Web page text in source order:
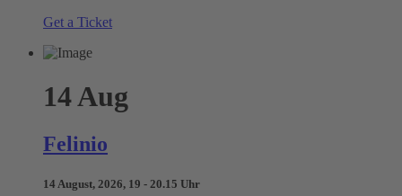
Get a Ticket
14Aug
Felinio
14 August, 2026, 19 - 20.15 Uhr